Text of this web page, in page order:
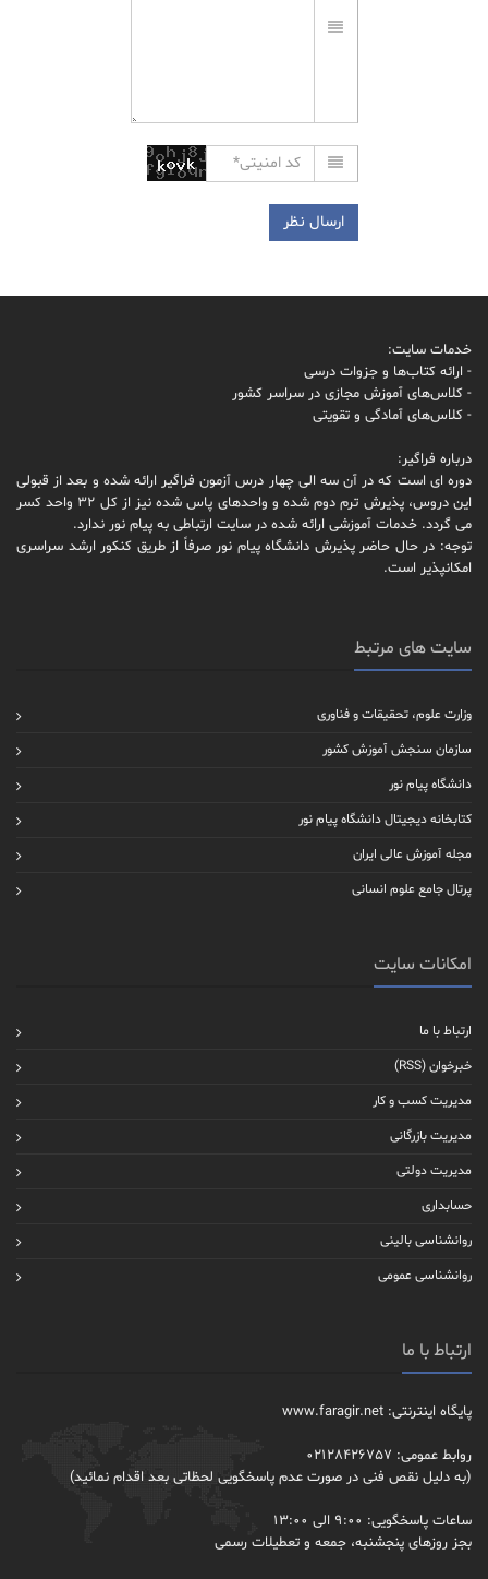
خدمات سایت:
- ارائه کتاب‌ها و جزوات درسی
- کلاس‌های آموزش مجازی در سراسر کشور
- کلاس‌های آمادگی و تقویتی
درباره فراگیر:
دوره ای است که در آن سه الی چهار درس آزمون فراگیر ارائه شده و بعد از قبولی
این دروس، پذیرش ترم دوم شده و واحدهای پاس شده نیز از کل 32 واحد کسر
می گردد. خدمات آموزشی ارائه شده در سایت ارتباطی به پیام نور ندارد.
توجه: در حال حاضر پذیرش دانشگاه پیام نور صرفاً از طریق کنکور ارشد سراسری
امکانپذیر است.
سایت های مرتبط
وزارت علوم، تحقیقات و فناوری
سازمان سنجش آموزش کشور
دانشگاه پیام نور
کتابخانه دیجیتال دانشگاه پیام نور
مجله آموزش عالی ایران
پرتال جامع علوم انسانی
امکانات سایت
ارتباط با ما
خبرخوان (RSS)
مدیریت کسب و کار
مدیریت بازرگانی
مدیریت دولتی
حسابداری
روانشناسی بالینی
روانشناسی عمومی
ارتباط با ما
پایگاه اینترنتی: www.faragir.net
روابط عمومی: 02128426757
(به دلیل نقص فنی در صورت عدم پاسخگویی لحظاتی بعد اقدام نمائید)
ساعات پاسخگویی: 9:00 الی 13:00
بجز روزهای پنجشنبه، جمعه و تعطیلات رسمی